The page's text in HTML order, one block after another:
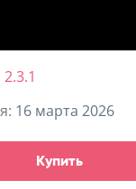
2.3.1
16 марта 2026
Купить